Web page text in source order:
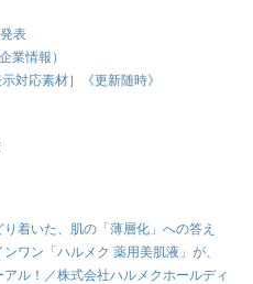
表
業情報）
対応素材］《更新随時》
り着いた、肌の「薄層化」への答え
ワン「ハルメク 薬用美肌液」が、
ル！／株式会社ハルメクホールディ